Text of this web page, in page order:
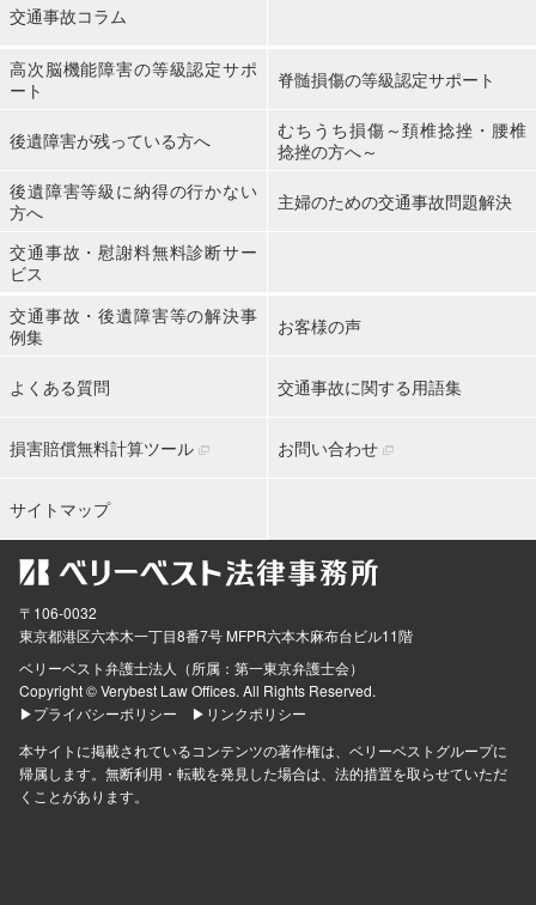
交通事故コラム
高次脳機能障害の等級認定サポ
ート
脊髄損傷の等級認定サポート
後遺障害が残っている方へ
むちうち損傷～頚椎捻挫・腰椎
捻挫の方へ～
後遺障害等級に納得の行かない
方へ
主婦のための交通事故問題解決
交通事故・慰謝料無料診断サー
ビス
交通事故・後遺障害等の解決事
例集
お客様の声
よくある質問 交通事故に関する用語集
損害賠償無料計算ツール お問い合わせ
サイトマップ
〒106-0032
東京都港区六本木一丁目8番7号 MFPR六本木麻布台ビル11階
ベリーベスト弁護士法人（所属：第一東京弁護士会）
Copyright © Verybest Law Offices. All Rights Reserved.
▶プライバシーポリシー
▶リンクポリシー
本サイトに掲載されているコンテンツの著作権は、ベリーベストグループに
帰属します。無断利用・転載を発見した場合は、法的措置を取らせていただ
くことがあります。